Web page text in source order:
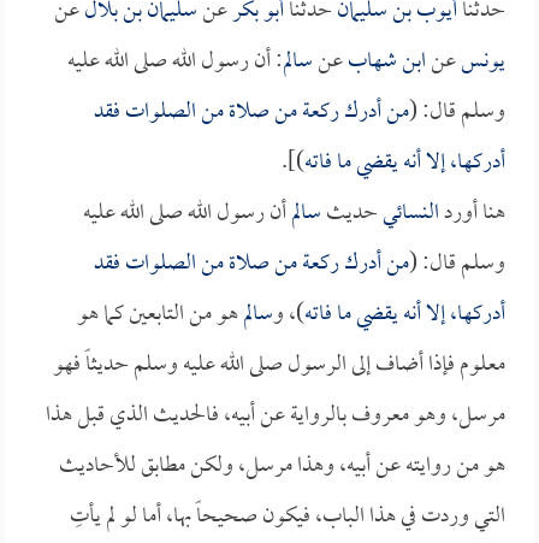
حدثناأيوب بن سليمانحدثناأبو بكرعنسليمان بن بلالعن
يونسعنابن شهابعنسالم: أن رسول الله صلى الله عليه
وسلم قال: (من أدرك ركعة من صلاة من الصلوات فقد
أدركها، إلا أنه يقضي ما فاته)].
هنا أوردالنسائيحديثسالمأن رسول الله صلى الله عليه
وسلم قال: (من أدرك ركعة من صلاة من الصلوات فقد
أدركها، إلا أنه يقضي ما فاته)، وسالمهو من التابعين كما هو
معلوم فإذا أضاف إلى الرسول صلى الله عليه وسلم حديثاً فهو
مرسل، وهو معروف بالرواية عن أبيه، فالحديث الذي قبل هذا
هو من روايته عن أبيه، وهذا مرسل، ولكن مطابق للأحاديث
التي وردت في هذا الباب، فيكون صحيحاً بها، أما لو لم يأتِ